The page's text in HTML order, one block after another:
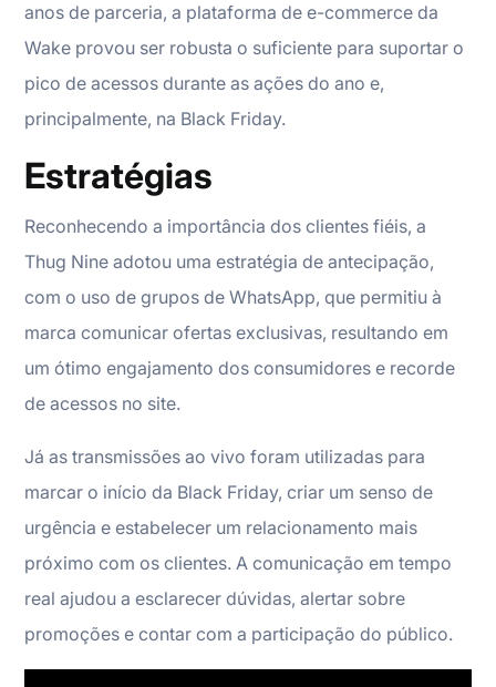
anos de parceria, a plataforma de e-commerce da
Wake provou ser robusta o suficiente para suportar o
pico de acessos durante as ações do ano e,
principalmente, na Black Friday.
Estratégias
Reconhecendo a importância dos clientes fiéis, a
Thug Nine adotou uma estratégia de antecipação,
com o uso de grupos de WhatsApp, que permitiu à
marca comunicar ofertas exclusivas, resultando em
um ótimo engajamento dos consumidores e recorde
de acessos no site.
Já as transmissões ao vivo foram utilizadas para
marcar o início da Black Friday, criar um senso de
urgência e estabelecer um relacionamento mais
próximo com os clientes. A comunicação em tempo
real ajudou a esclarecer dúvidas, alertar sobre
promoções e contar com a participação do público.